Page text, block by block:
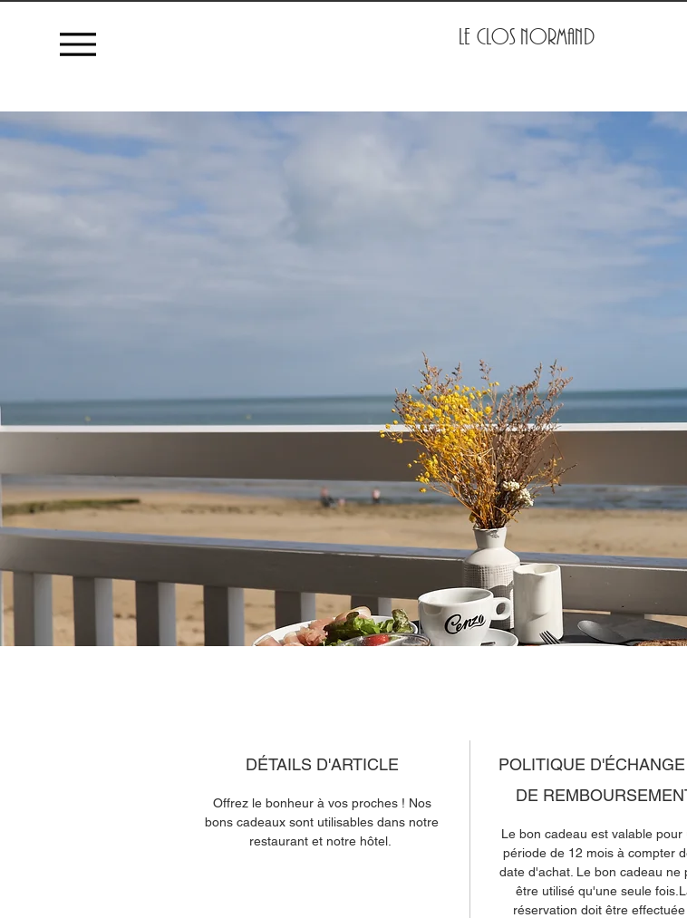
Le Clos normand
DÉTAILS D'ARTICLE
Offrez le bonheur à vos proches ! Nos
bons cadeaux sont utilisables dans notre
restaurant et notre hôtel.
POLITIQUE
DE
Le bon cadeau est valable pour
période de 12 mois à compter
date d'achat. Le bon cadeau ne
être utilisé qu'une seule
réservation doit être effectuée